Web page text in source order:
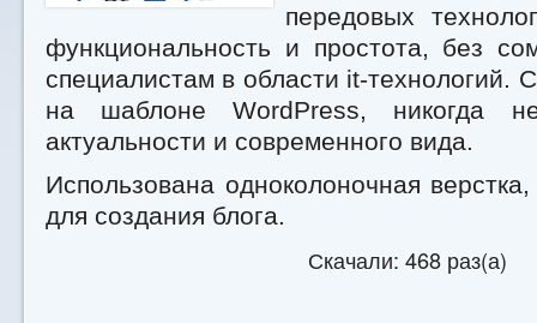
передовых
функциональность и простота, без
специалистам в области it-технологий.
на шаблоне WordPress, никогда
актуальности и современного вида.
Использована одноколоночная
для создания блога.
Скачали: 468 раз(а)